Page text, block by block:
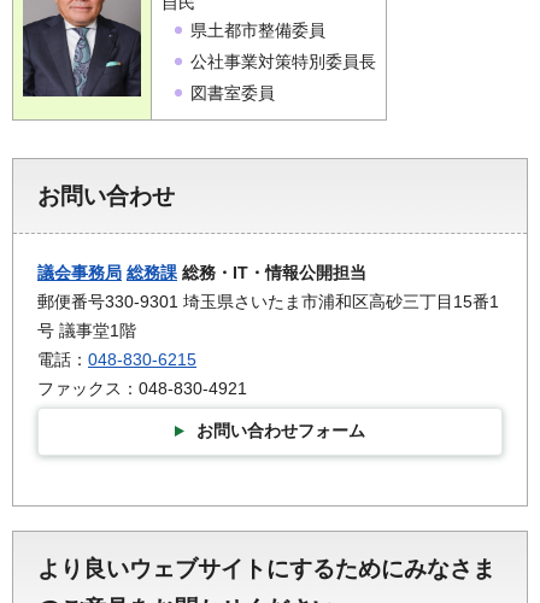
県土都市整備委員
公社事業対策特別委員長
図書室委員
お問い合わせ
議会事務局 総務課 総務・IT・情報公開担当
郵便番号330-9301 埼玉県さいたま市浦和区高砂三丁目15番1
号 議事堂1階
電話： 048-830-6215
ファックス：048-830-4921
お問い合わせフォーム
より良いウェブサイトにするためにみなさま